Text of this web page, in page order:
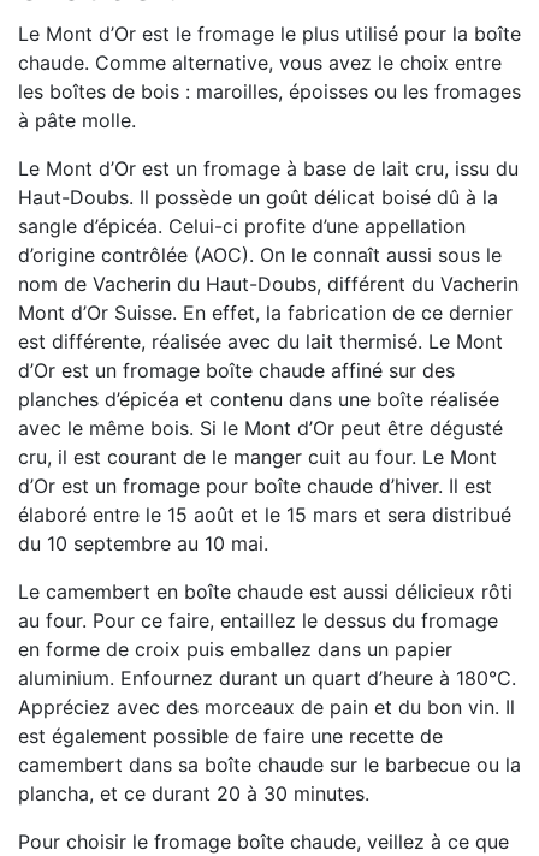
Le Mont d’Or est le fromage le plus utilisé pour la boîte
chaude. Comme alternative, vous avez le choix entre
les boîtes de bois : maroilles, époisses ou les fromages
à pâte molle.
Le Mont d’Or est un fromage à base de lait cru, issu du
Haut-Doubs. Il possède un goût délicat boisé dû à la
sangle d’épicéa. Celui-ci profite d’une appellation
d’origine contrôlée (AOC). On le connaît aussi sous le
nom de Vacherin du Haut-Doubs, différent du Vacherin
Mont d’Or Suisse. En effet, la fabrication de ce dernier
est différente, réalisée avec du lait thermisé. Le Mont
d’Or est un fromage boîte chaude affiné sur des
planches d’épicéa et contenu dans une boîte réalisée
avec le même bois. Si le Mont d’Or peut être dégusté
cru, il est courant de le manger cuit au four. Le Mont
d’Or est un fromage pour boîte chaude d’hiver. Il est
élaboré entre le 15 août et le 15 mars et sera distribué
du 10 septembre au 10 mai.
Le camembert en boîte chaude est aussi délicieux rôti
au four. Pour ce faire, entaillez le dessus du fromage
en forme de croix puis emballez dans un papier
aluminium. Enfournez durant un quart d’heure à 180°C.
Appréciez avec des morceaux de pain et du bon vin. Il
est également possible de faire une recette de
camembert dans sa boîte chaude sur le barbecue ou la
plancha, et ce durant 20 à 30 minutes.
Pour choisir le fromage boîte chaude, veillez à ce que